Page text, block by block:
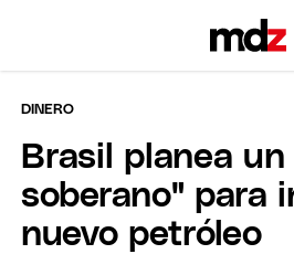
DINERO
Brasil planea
soberano" para
nuevo petróleo